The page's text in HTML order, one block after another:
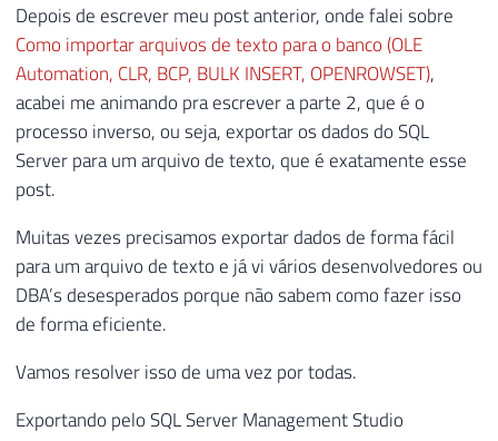
Depois de escrever meu post anterior, onde falei sobre
Como importar arquivos de texto para o banco (OLE
Automation, CLR, BCP, BULK INSERT, OPENROWSET),
acabei me animando pra escrever a parte 2, que é o
processo inverso, ou seja, exportar os dados do SQL
Server para um arquivo de texto, que é exatamente esse
post.
Muitas vezes precisamos exportar dados de forma fácil
para um arquivo de texto e já vi vários desenvolvedores ou
DBA’s desesperados porque não sabem como fazer isso
de forma eficiente.
Vamos resolver isso de uma vez por todas.
Exportando pelo SQL Server Management Studio